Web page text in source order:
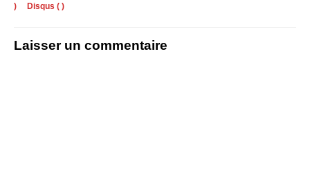
) Disqus ( )
Laisser un commentaire